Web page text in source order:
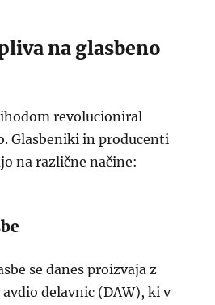
na glasbeno
revolucioniral
Glasbeniki in producenti
na različne načine:
se danes proizvaja z
delavnic (DAW), ki v